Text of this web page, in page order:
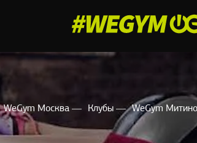
WeGym Москва Клубы WeGym Митино